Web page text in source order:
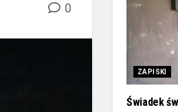
0
ZAPISKI
Świadek